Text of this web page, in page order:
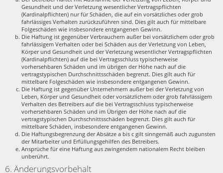
Gesundheit und der Verletzung wesentlicher Vertragspflichten
(Kardinalpflichten) nur für Schäden, die auf ein vorsätzliches oder grob
fahrlässiges Verhalten zurückzuführen sind. Dies gilt auch für mittelbare
Folgeschäden wie insbesondere entgangenen Gewinn.
Die Haftung ist gegenüber Verbrauchern außer bei vorsätzlichem oder grob
fahrlässigem Verhalten oder bei Schäden aus der Verletzung von Leben,
Körper und Gesundheit und der Verletzung wesentlicher Vertragspflichten
(Kardinalpflichten) auf die bei Vertragsschluss typischerweise
vorhersehbaren Schäden und im übrigen der Höhe nach auf die
vertragstypischen Durchschnittsschäden begrenzt. Dies gilt auch für
mittelbare Folgeschäden wie insbesondere entgangenen Gewinn.
Die Haftung ist gegenüber Unternehmern außer bei der Verletzung von
Leben, Körper und Gesundheit oder vorsätzlichem oder grob fahrlässigem
Verhalten des Betreibers auf die bei Vertragsschluss typischerweise
vorhersehbaren Schäden und im Übrigen der Höhe nach auf die
vertragstypischen Durchschnittsschäden begrenzt. Dies gilt auch für
mittelbare Schäden, insbesondere entgangenen Gewinn.
Die Haftungsbegrenzung der Absätze a bis c gilt sinngemäß auch zugunsten
der Mitarbeiter und Erfüllungsgehilfen des Betreibers.
Ansprüche für eine Haftung aus zwingendem nationalem Recht bleiben
unberührt.
6. Änderungsvorbehalt